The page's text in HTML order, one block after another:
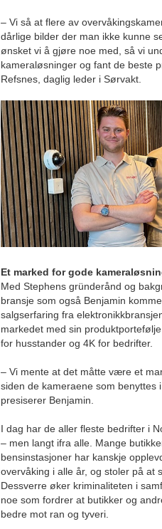
– Vi så at flere av
dårlige bilder der man ikke kunne
ønsket vi å gjøre noe med, så vi
kameraløsninger og fant de beste
Refsnes, daglig leder i Sørvakt.
Et marked for gode
Med Stephens gründerånd og
bransje som også Benjamin
salgserfaring fra
markedet med sin
for husstander og 4K for bedrifter.
– Vi mente at det måtte være et
siden de kameraene som benyttes
presiserer Benjamin.
I dag har de aller fleste bedrifter i
– men langt ifra alle. Mange
bensinstasjoner har kanskje
overvåking i alle år, og stoler på at
Dessverre øker kriminaliteten i
noe som fordrer at butikker og
bedre mot ran og tyveri.